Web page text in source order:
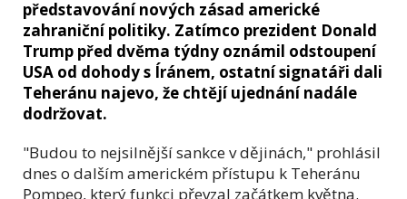
představování nových zásad americké
zahraniční politiky. Zatímco prezident Donald
Trump před dvěma týdny oznámil odstoupení
USA od dohody s Íránem, ostatní signatáři dali
Teheránu najevo, že chtějí ujednání nadále
dodržovat.
"Budou to nejsilnější sankce v dějinách," prohlásil
dnes o dalším americkém přístupu k Teheránu
Pompeo, který funkci převzal začátkem května.